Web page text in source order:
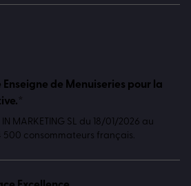
Enseigne de Menuiseries pour la
MARKETING SL du 18/01/2026 au
500 consommateurs français.